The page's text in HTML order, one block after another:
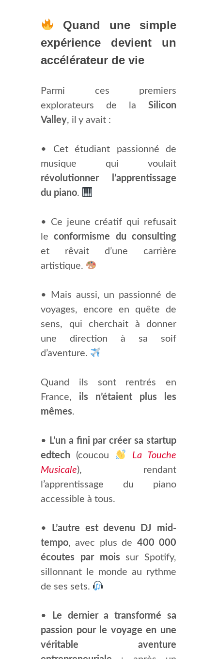
Quand une simple
expérience devient un
accélérateur de vie
Parmi ces premiers
explorateurs de la Silicon
Valley, il y avait :
• Cet étudiant passionné de
musique qui voulait
révolutionner l’apprentissage
du piano.
• Ce jeune créatif qui refusait
leconformisme du consulting
et rêvait d’une carrière
artistique.
• Mais aussi, un passionné de
voyages, encore en quête de
sens, qui cherchait à donner
une direction à sa soif
d’aventure.
Quand ils sont rentrés en
France, ils n’étaient plus les
mêmes.
• L’un a fini par créer sa startup
edtech (coucou
La Touche
Musicale), rendant
l’apprentissage du piano
accessible à tous.
•
L’autre est devenu DJ mid-
tempo, avec plus de 400 000
écoutes par mois sur Spotify,
sillonnant le monde au rythme
de ses sets.
•
Le dernier a transformé sa
passion pour le voyage en une
véritable aventure